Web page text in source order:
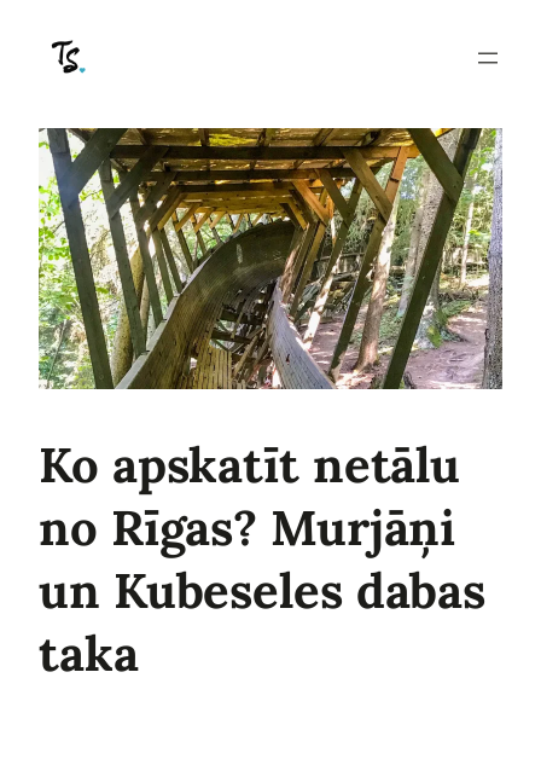
Ko apskatīt netālu
no Rīgas? Murjāņi
un Kubeseles dabas
taka